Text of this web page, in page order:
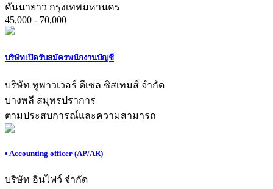
คันนายาว กรุงเทพมหานคร
45,000 - 70,000
บริษัทเปิดรับสมัครพนักงานบัญชี
บริษัท ทูพาวเวอร์ ดีเซล ซิสเทมส์ จำกัด
บางพลี สมุทรปราการ
ตามประสบการณ์และความสามารถ
• Accounting officer (AP/AR)
บริษัท อินไฟว์ จำกัด